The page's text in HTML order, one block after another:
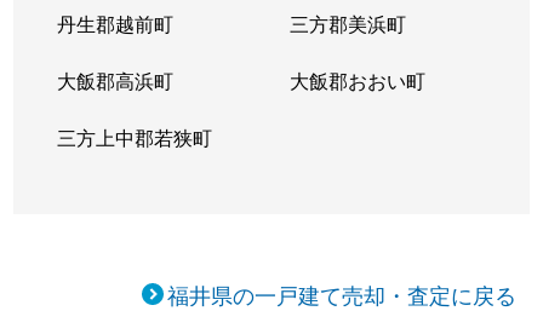
丹生郡越前町 三方郡美浜町
大飯郡高浜町 大飯郡おおい町
三方上中郡若狭町
福井県の一戸建て売却・査定に戻る